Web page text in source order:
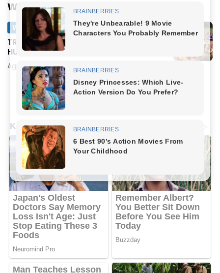
Wisata
Wisata
TRAMP Bersama Rindam Jaya Meriahkan
HUT ke-79 dengan Susur Sungai Ciliwung
Agustus 19, 2024
Muat lebih banyak